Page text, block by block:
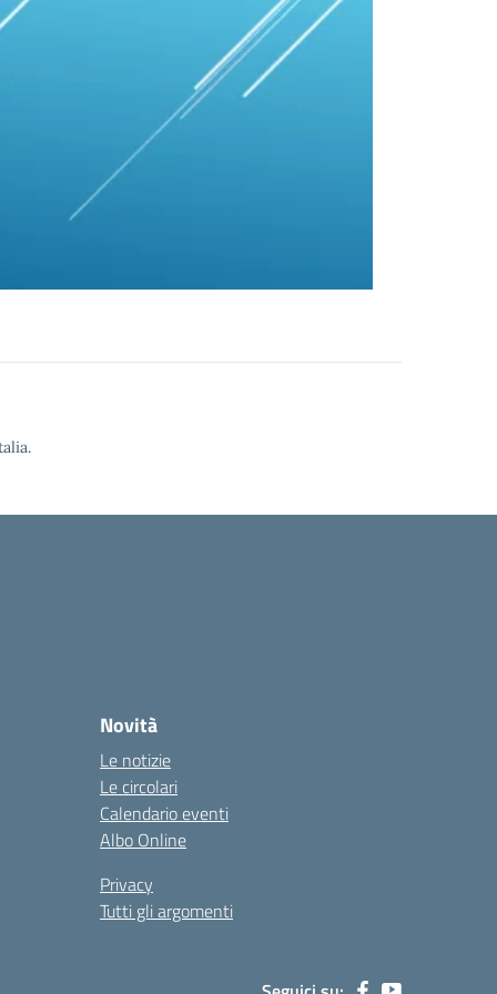
Novità
Le notizie
Le circolari
Calendario eventi
Albo Online
Privacy
Tutti gli argomenti